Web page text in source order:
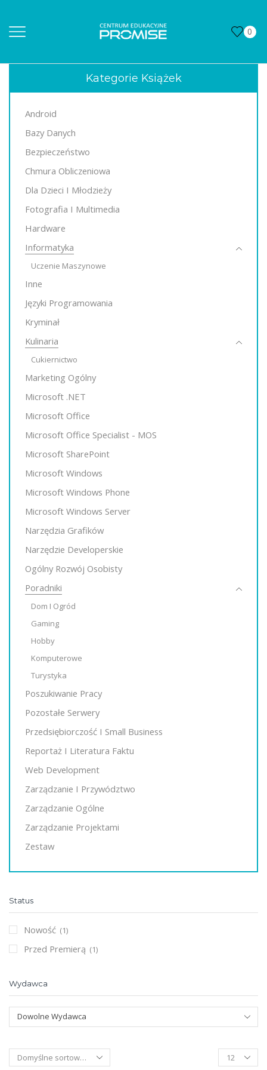
0
Products
per
Kategorie Książek
Android
Bazy Danych
Bezpieczeństwo
Chmura Obliczeniowa
Dla Dzieci I Młodzieży
Fotografia I Multimedia
Hardware
Informatyka
Uczenie Maszynowe
Inne
Języki Programowania
Kryminał
Kulinaria
Cukiernictwo
Marketing Ogólny
Microsoft .NET
Microsoft Office
Microsoft Office Specialist - MOS
Microsoft SharePoint
Microsoft Windows
Microsoft Windows Phone
Microsoft Windows Server
Narzędzia Grafików
Narzędzie Developerskie
Ogólny Rozwój Osobisty
Poradniki
Dom I Ogród
Gaming
Hobby
Komputerowe
Turystyka
Poszukiwanie Pracy
Pozostałe Serwery
Przedsiębiorczość I Small Business
Reportaż I Literatura Faktu
Web Development
Zarządzanie I Przywództwo
Zarządzanie Ogólne
Zarządzanie Projektami
Zestaw
Status
Nowość (1)
Przed Premierą (1)
Wydawca
Dowolne Wydawca